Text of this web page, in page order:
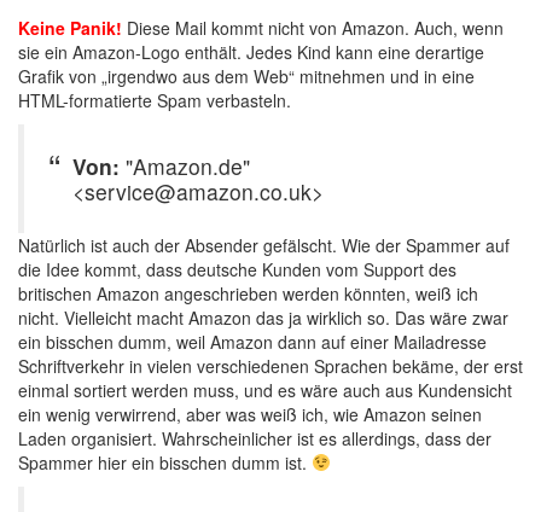
Keine Panik! Diese Mail kommt nicht von Amazon. Auch, wenn
sie ein Amazon-Logo enthält. Jedes Kind kann eine derartige
Grafik von „irgendwo aus dem Web“ mitnehmen und in eine
HTML-formatierte Spam verbasteln.
Von: "Amazon.de"
<service@amazon.co.uk>
Natürlich ist auch der Absender gefälscht. Wie der Spammer auf
die Idee kommt, dass deutsche Kunden vom Support des
britischen Amazon angeschrieben werden könnten, weiß ich
nicht. Vielleicht macht Amazon das ja wirklich so. Das wäre zwar
ein bisschen dumm, weil Amazon dann auf einer Mailadresse
Schriftverkehr in vielen verschiedenen Sprachen bekäme, der erst
einmal sortiert werden muss, und es wäre auch aus Kundensicht
ein wenig verwirrend, aber was weiß ich, wie Amazon seinen
Laden organisiert. Wahrscheinlicher ist es allerdings, dass der
Spammer hier ein bisschen dumm ist.